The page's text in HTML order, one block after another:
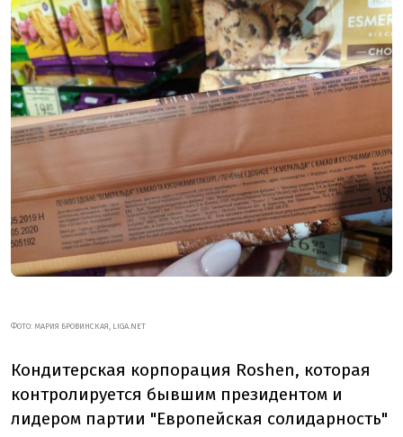
ФОТО: МАРИЯ БРОВИНСКАЯ, LIGA.NET
Кондитерская корпорация Roshen, которая
контролируется бывшим президентом и
лидером партии "Европейская солидарность"